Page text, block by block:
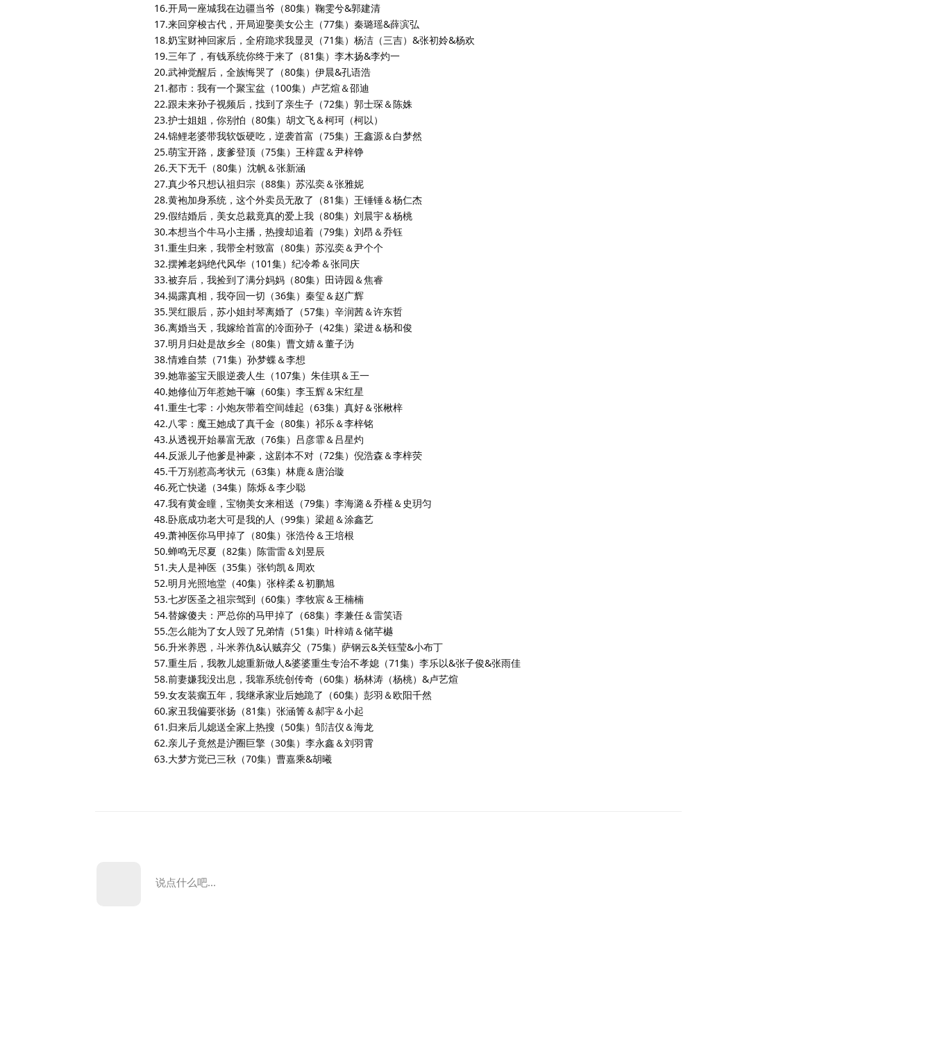
16.开局一座城我在边疆当爷（80集）鞠雯兮&郭建清
17.来回穿梭古代，开局迎娶美女公主（77集）秦璐瑶&薛滨弘
18.奶宝财神回家后，全府跪求我显灵（71集）杨洁（三吉）&张初姈&杨欢
19.三年了，有钱系统你终于来了（81集）李木扬&李灼一
20.武神觉醒后，全族悔哭了（80集）伊晨&孔语浩
21.都市：我有一个聚宝盆（100集）卢艺煊＆邵迪
22.跟未来孙子视频后，找到了亲生子（72集）郭士琛＆陈姝
23.护士姐姐，你别怕（80集）胡文飞＆柯珂（柯以）
24.锦鲤老婆带我软饭硬吃，逆袭首富（75集）王鑫源＆白梦然
25.萌宝开路，废爹登顶（75集）王梓霆＆尹梓铮
26.天下无千（80集）沈帆＆张新涵
27.真少爷只想认祖归宗（88集）苏泓奕＆张雅妮
28.黄袍加身系统，这个外卖员无敌了（81集）王锤锤＆杨仁杰
29.假结婚后，美女总裁竟真的爱上我（80集）刘晨宇＆杨桃
30.本想当个牛马小主播，热搜却追着（79集）刘昂＆乔钰
31.重生归来，我带全村致富（80集）苏泓奕＆尹个个
32.摆摊老妈绝代风华（101集）纪冷希＆张同庆
33.被弃后，我捡到了满分妈妈（80集）田诗园＆焦睿
34.揭露真相，我夺回一切（36集）秦玺＆赵广辉
35.哭红眼后，苏小姐封琴离婚了（57集）辛润茜＆许东哲
36.离婚当天，我嫁给首富的冷面孙子（42集）梁进＆杨和俊
37.明月归处是故乡全（80集）曹文婧＆董子沩
38.情难自禁（71集）孙梦蝶＆李想
39.她靠鉴宝天眼逆袭人生（107集）朱佳琪＆王一
40.她修仙万年惹她干嘛（60集）李玉辉＆宋红星
41.重生七零：小炮灰带着空间雄起（63集）真好＆张楸梓
42.八零：魔王她成了真千金（80集）祁乐＆李梓铭
43.从透视开始暴富无敌（76集）吕彦霏＆吕星灼
44.反派儿子他爹是神豪，这剧本不对（72集）倪浩森＆李梓荧
45.千万别惹高考状元（63集）林鹿＆唐治璇
46.死亡快递（34集）陈烁＆李少聪
47.我有黄金瞳，宝物美女来相送（79集）李海潞＆乔槿＆史玥匀
48.卧底成功老大可是我的人（99集）梁超＆涂鑫艺
49.萧神医你马甲掉了（80集）张浩伶＆王培根
50.蝉鸣无尽夏（82集）陈雷雷＆刘昱辰
51.夫人是神医（35集）张钧凯＆周欢
52.明月光照地堂（40集）张梓柔＆初鹏旭
53.七岁医圣之祖宗驾到（60集）李牧宸＆王楠楠
54.替嫁傻夫：严总你的马甲掉了（68集）李兼任＆雷笑语
55.怎么能为了女人毁了兄弟情（51集）叶梓靖＆储芊樾
56.升米养恩，斗米养仇&认贼弃父（75集）萨钢云&关钰莹&小布丁
57.重生后，我教儿媳重新做人&婆婆重生专治不孝媳（71集）李乐以&张子俊&张雨佳
58.前妻嫌我没出息，我靠系统创传奇（60集）杨林涛（杨桃）&卢艺煊
59.女友装瘸五年，我继承家业后她跪了（60集）彭羽＆欧阳千然
60.家丑我偏要张扬（81集）张涵箐＆郝宇＆小起
61.归来后儿媳送全家上热搜（50集）邹洁仪＆海龙
62.亲儿子竟然是沪圈巨擎（30集）李永鑫＆刘羽霄
63.大梦方觉已三秋（70集）曹嘉乘&胡曦
说点什么吧...